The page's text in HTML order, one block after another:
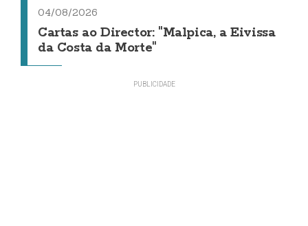
04/08/2026
Cartas ao Director: "Malpica, a Eivissa
da Costa da Morte"